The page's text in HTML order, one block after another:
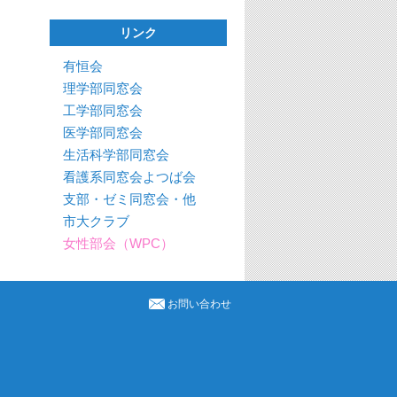
リンク
有恒会
理学部同窓会
工学部同窓会
医学部同窓会
生活科学部同窓会
看護系同窓会よつば会
支部・ゼミ同窓会・他
市大クラブ
女性部会（WPC）
お問い合わせ